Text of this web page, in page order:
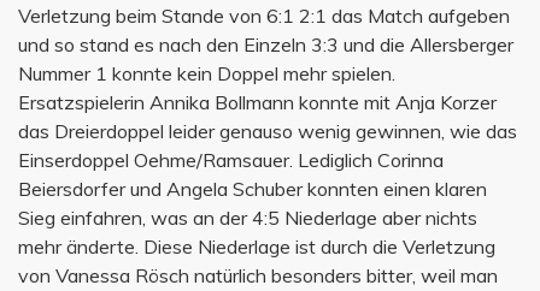
Verletzung beim Stande von 6:1 2:1 das Match aufgeben
und so stand es nach den Einzeln 3:3 und die Allersberger
Nummer 1 konnte kein Doppel mehr spielen.
Ersatzspielerin Annika Bollmann konnte mit Anja Korzer
das Dreierdoppel leider genauso wenig gewinnen, wie das
Einserdoppel Oehme/Ramsauer. Lediglich Corinna
Beiersdorfer und Angela Schuber konnten einen klaren
Sieg einfahren, was an der 4:5 Niederlage aber nichts
mehr änderte. Diese Niederlage ist durch die Verletzung
von Vanessa Rösch natürlich besonders bitter, weil man